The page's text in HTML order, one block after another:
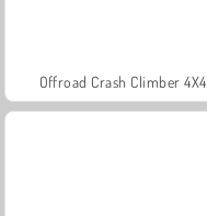
Offroad Crash Climber 4X4